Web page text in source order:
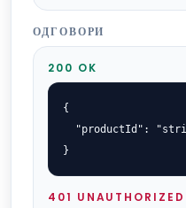
ОДГОВОРИ
200 OK
{
"productId":
}
401 UNAUTHORIZED